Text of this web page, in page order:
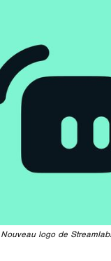
Nouveau logo de